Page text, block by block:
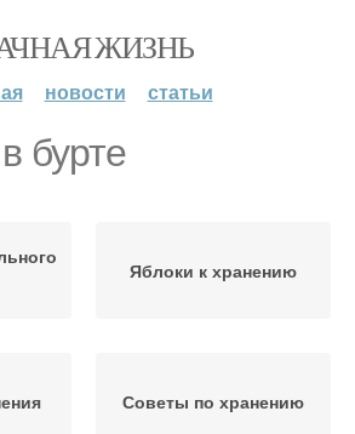
ЖИЗНЬ
новости статьи
бурте
Яблоки к хранению
Советы по хранению